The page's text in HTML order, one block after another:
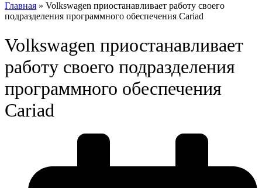
Главная » Volkswagen приостанавливает работу своего
подразделения программного обеспечения Cariad
Volkswagen приостанавливает
работу своего подразделения
программного обеспечения
Cariad